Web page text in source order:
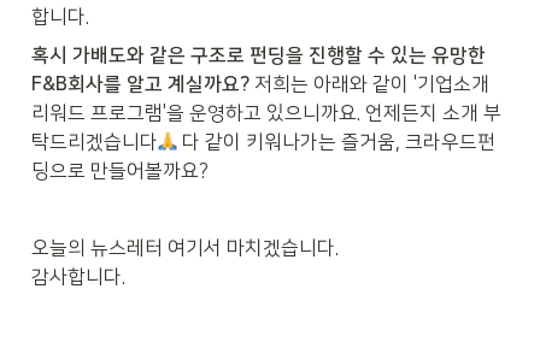
합니다.
혹시 가배도와 같은 구조로 펀딩을 진행할 수 있는 유망한
F&B회사를 알고 계실까요? 저희는 아래와 같이 '기업소개
리워드 프로그램'을 운영하고 있으니까요. 언제든지 소개 부
탁드리겠습니다
다 같이 키워나가는 즐거움, 크라우드펀
딩으로 만들어볼까요?
오늘의 뉴스레터 여기서 마치겠습니다.
감사합니다.